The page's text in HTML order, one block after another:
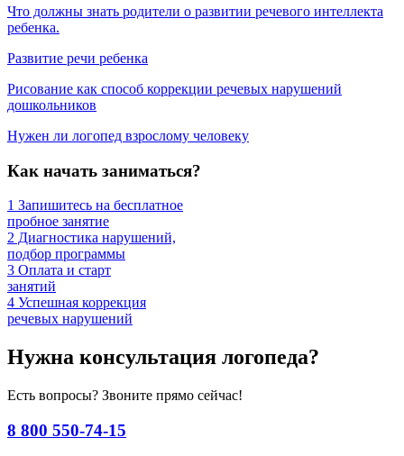
Что должны знать родители о развитии речевого интеллекта
ребенка.
Развитие речи ребенка
Рисование как способ коррекции речевых нарушений
дошкольников
Нужен ли логопед взрослому человеку
Как начать заниматься?
1 Запишитесь на бесплатное
пробное занятие
2 Диагностика нарушений,
подбор программы
3 Оплата и старт
занятий
4 Успешная коррекция
речевых нарушений
Нужна консультация логопеда?
Есть вопросы? Звоните прямо сейчас!
8 800 550-74-15